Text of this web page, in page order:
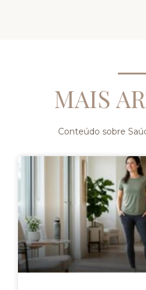
MAIS
Conteúdo sobre